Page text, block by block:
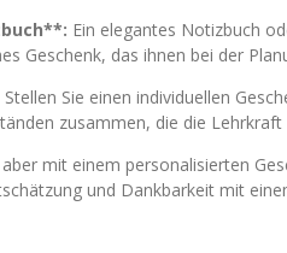
Ein elegantes Notizbuch
Geschenk, das ihnen bei der
Stellen Sie einen individuellen
zusammen, die die Lehrkraft
mit einem personalisierten
und Dankbarkeit mit